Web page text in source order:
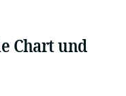
Chart und